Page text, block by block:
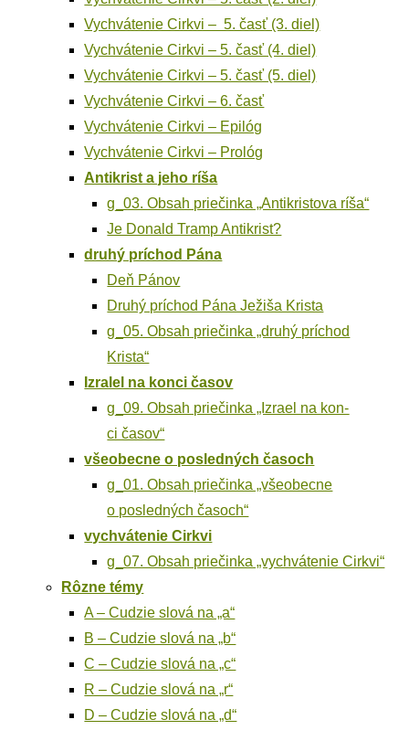
Vychvá­te­nie Cir­kvi – 5. časť (3. diel)
Vychvá­te­nie Cir­kvi – 5. časť (4. diel)
Vychvá­te­nie Cir­kvi – 5. časť (5. diel)
Vychvá­te­nie Cir­kvi – 6. časť
Vychvá­te­nie Cir­kvi – Epilóg
Vychvá­te­nie Cir­kvi – Prológ
Anti­krist a jeho ríša
g_03. Obsah prie­čin­ka „Anti­kris­to­va ríša“
Je Donald Tramp Antikrist?
dru­hý prí­chod Pána
Deň Pánov
Dru­hý prí­chod Pána Ježi­ša Krista
g_05. Obsah prie­čin­ka „dru­hý prí­chod
Krista“
Izra­lel na kon­ci časov
g_09. Obsah prie­čin­ka „Izra­el na kon­
ci časov“
vše­obec­ne o posled­ných časoch
g_01. Obsah prie­čin­ka „vše­obec­ne
o posled­ných časoch“
vychvá­te­nie Cirkvi
g_07. Obsah prie­čin­ka „vychvá­te­nie Cirkvi“
Rôz­ne témy
A – Cudzie slo­vá na „a“
B – Cudzie slo­vá na „b“
C – Cudzie slo­vá na „c“
R – Cudzie slo­vá na „r“
D – Cudzie slo­vá na „d“